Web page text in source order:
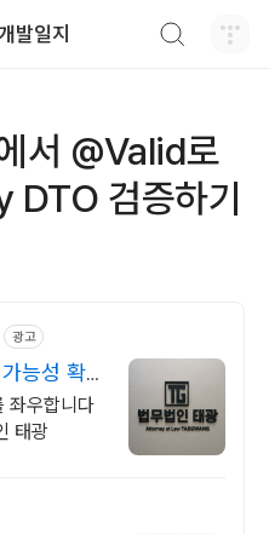
발일지
서 @Valid로
검증하기
광고
능성 확
좌우합니다
태광